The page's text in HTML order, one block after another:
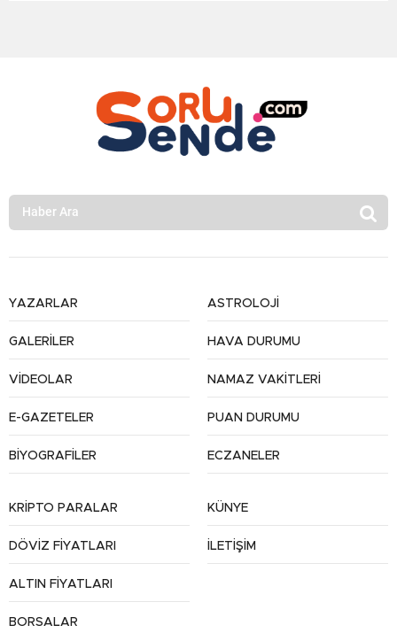
YAZARLAR
GALERİLER
VİDEOLAR
E-GAZETELER
BİYOGRAFİLER
ASTROLOJİ
HAVA DURUMU
NAMAZ VAKİTLERİ
PUAN DURUMU
ECZANELER
KRİPTO PARALAR
DÖVİZ FİYATLARI
ALTIN FİYATLARI
BORSALAR
KÜNYE
İLETİŞİM